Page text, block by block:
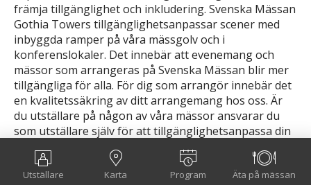
främja tillgänglighet och inkludering. Svenska Mässan
Gothia Towers tillgänglighetsanpassar scener med
inbyggda ramper på våra mässgolv och i
konferenslokaler. Det innebär att evenemang och
mässor som arrangeras på Svenska Mässan blir mer
tillgängliga för alla. För dig som arrangör innebär det
en kvalitetssäkring av ditt arrangemang hos oss. Är
du utställare på någon av våra mässor ansvarar du
som utställare själv för att tillgänglighetsanpassa din
monter, i kontakt med After Sales kan du få råd om
hur du exempelvis kan tillgänglighetsanpassa en scen
i montern.
Utställare Karta Program Äta på mässan